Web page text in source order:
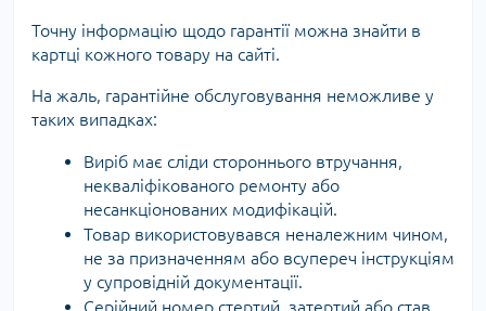
Точну інформацію щодо гарантії можна знайти в
картці кожного товару на сайті.
На жаль, гарантійне обслуговування неможливе у
таких випадках:
Виріб має сліди стороннього втручання,
некваліфікованого ремонту або
несанкціонованих модифікацій.
Товар використовувався неналежним чином,
не за призначенням або всупереч інструкціям
у супровідній документації.
Серійний номер стертий, затертий або став